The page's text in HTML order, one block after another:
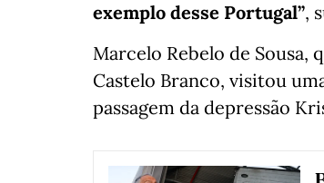
exemplo desse Portugal”,
Marcelo Rebelo de Sousa,
Castelo Branco, visitou
passagem da depressão